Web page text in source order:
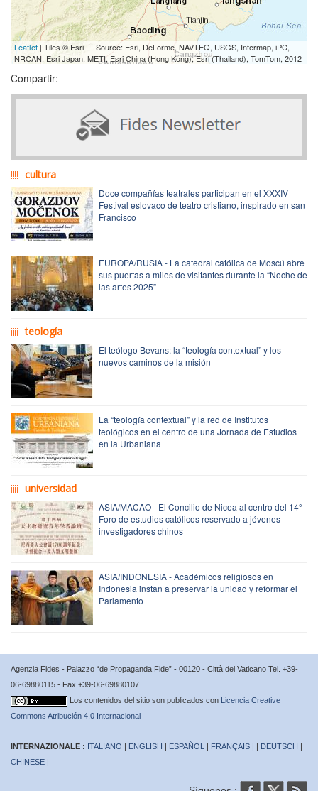
Leaflet| Tiles © Esri — Source: Esri, DeLorme, NAVTEQ, USGS, Intermap, iPC,
NRCAN, Esri Japan, METI, Esri China (Hong Kong), Esri (Thailand), TomTom, 2012
Compartir:
cultura
Doce compañías teatrales participan en el XXXIV
Festival eslovaco de teatro cristiano, inspirado en san
Francisco
EUROPA/RUSIA - La catedral católica de Moscú abre
sus puertas a miles de visitantes durante la “Noche de
las artes 2025”
teología
El teólogo Bevans: la “teología contextual” y los
nuevos caminos de la misión
La “teología contextual” y la red de Institutos
teológicos en el centro de una Jornada de Estudios
en la Urbaniana
universidad
ASIA/MACAO - El Concilio de Nicea al centro del 14º
Foro de estudios católicos reservado a jóvenes
investigadores chinos
ASIA/INDONESIA - Académicos religiosos en
Indonesia instan a preservar la unidad y reformar el
Parlamento
Agenzia Fides - Palazzo “de Propaganda Fide” - 00120 - Città del Vaticano Tel. +39-
06-69880115 - Fax +39-06-69880107
Los contenidos del sitio son publicados con Licencia Creative
Commons Atribución 4.0 Internacional
INTERNAZIONALE : ITALIANO | ENGLISH | ESPAÑOL | FRANÇAIS | | DEUTSCH |
CHINESE |